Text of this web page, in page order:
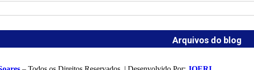
Arquivos do blog